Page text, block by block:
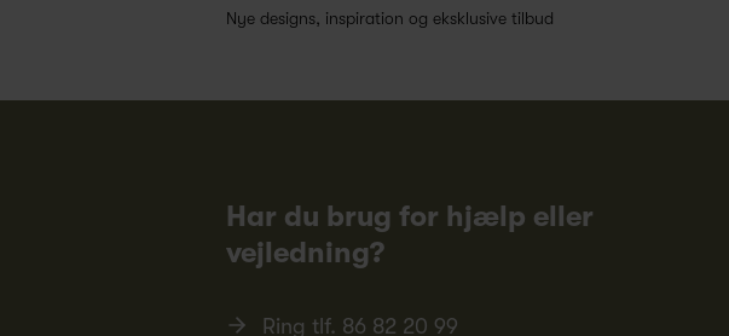
Nye designs, inspiration og eksklusive tilbud
Har du brug for hjælp eller
vejledning?
Ring tlf. 86 82 20 99